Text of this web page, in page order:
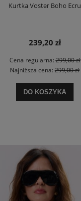
Kurtka Voster Boho Ecru
239,20 zł
Cena regularna:299,00 zł
Najniższa cena: 299,00 zł
DO KOSZYKA